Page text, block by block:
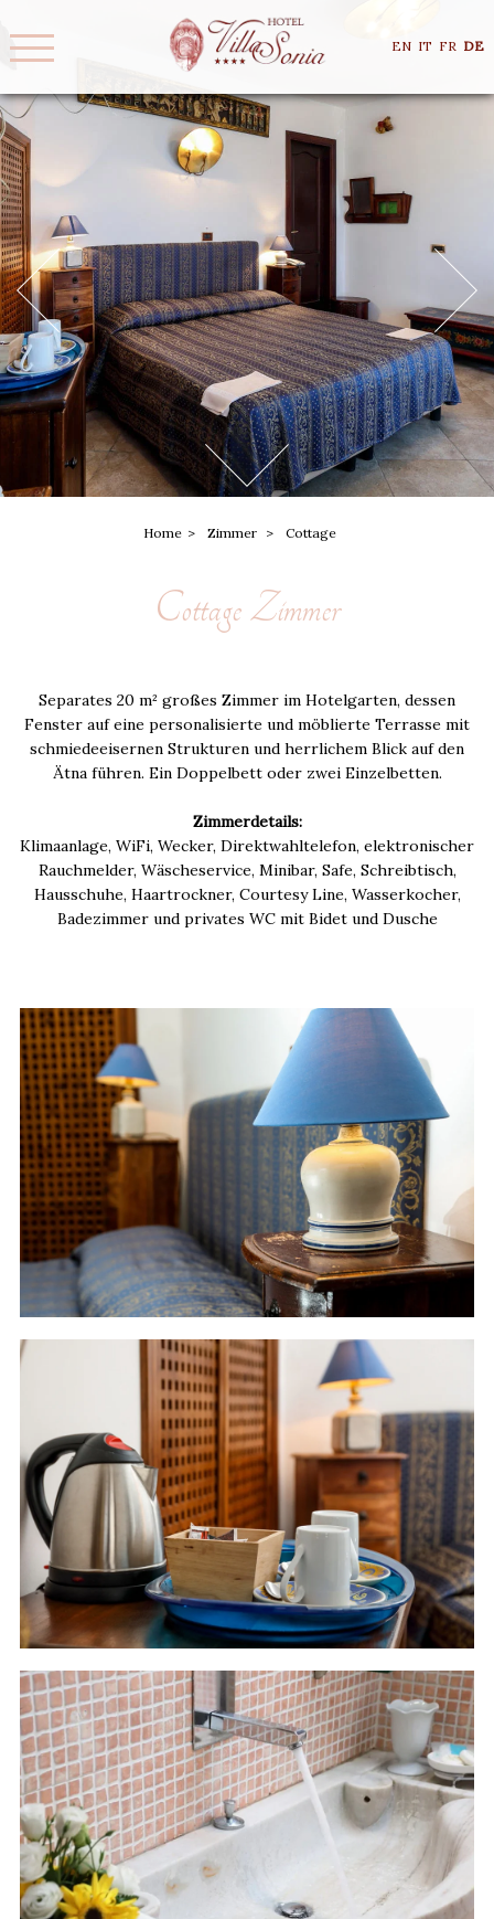
EN IT FR DE
Home Zimmer Cottage
Cottage Zimmer
Separates 20 m² großes Zimmer im Hotelgarten, dessen
Fenster auf eine personalisierte und möblierte Terrasse mit
schmiedeeisernen Strukturen und herrlichem Blick auf den
Ätna führen. Ein Doppelbett oder zwei Einzelbetten.
Zimmerdetails:
Klimaanlage, WiFi, Wecker, Direktwahltelefon, elektronischer
Rauchmelder, Wäscheservice, Minibar, Safe, Schreibtisch,
Hausschuhe, Haartrockner, Courtesy Line, Wasserkocher,
Badezimmer und privates WC mit Bidet und Dusche